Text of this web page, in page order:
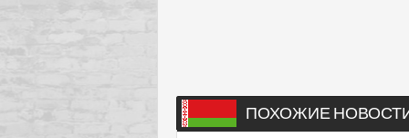
ПОХОЖИЕ